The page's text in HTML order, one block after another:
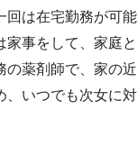
回は在宅勤務が可能
家事をして、家庭と
の薬剤師で、家の近
、いつでも次女に対